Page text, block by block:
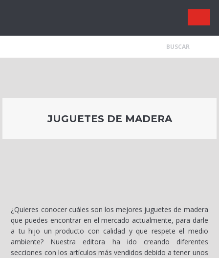
Juguetes
JUGUETES DE MADERA
¿Quieres conocer cuáles son los mejores juguetes de madera
que puedes encontrar en el mercado actualmente, para darle
a tu hijo un producto con calidad y que respete el medio
ambiente? Nuestra editora ha ido creando diferentes
secciones con los artículos más vendidos debido a tener unos